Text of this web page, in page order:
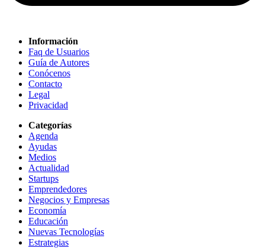
Información
Faq de Usuarios
Guía de Autores
Conócenos
Contacto
Legal
Privacidad
Categorías
Agenda
Ayudas
Medios
Actualidad
Startups
Emprendedores
Negocios y Empresas
Economía
Educación
Nuevas Tecnologías
Estrategias